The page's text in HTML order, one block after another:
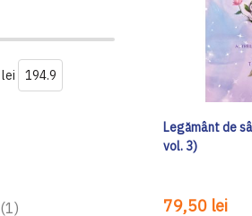
lei
1produs
Legământ de
vol. 3)
79,50 lei